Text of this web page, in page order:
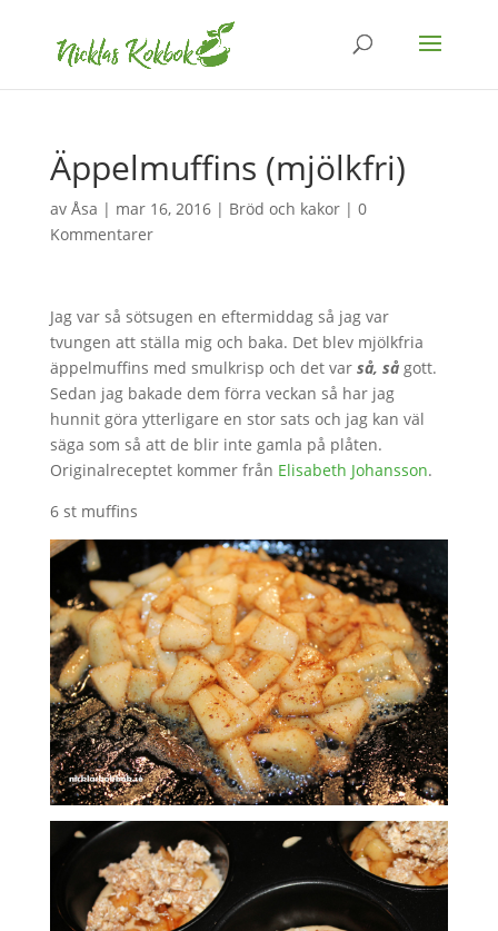
Äppelmuffins (mjölkfri)
av Åsa | mar 16, 2016| Bröd och kakor| 0
Kommentarer
Jag var så sötsugen en eftermiddag så jag var
tvungen att ställa mig och baka. Det blev mjölkfria
äppelmuffins med smulkrisp och det var så, sågott.
Sedan jag bakade dem förra veckan så har jag
hunnit göra ytterligare en stor sats och jag kan väl
säga som så att de blir inte gamla på plåten.
Originalreceptet kommer från Elisabeth Johansson.
6 st muffins